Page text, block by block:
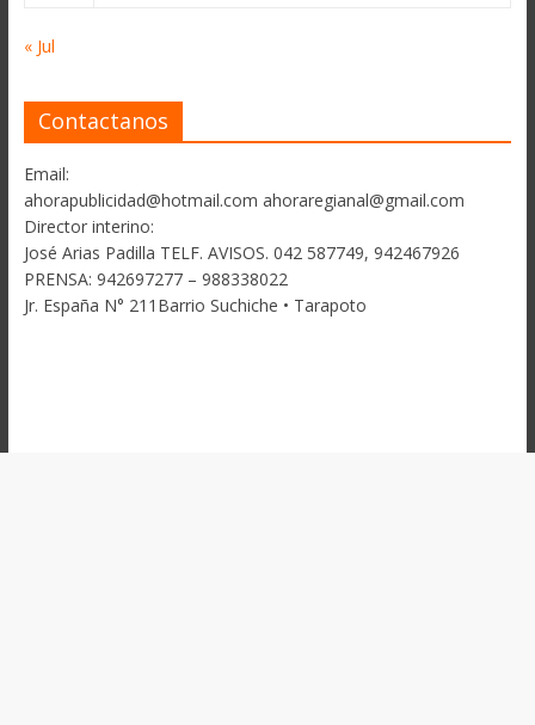
« Jul
Contactanos
Email:
ahorapublicidad@hotmail.com ahoraregianal@gmail.com
Director interino:
José Arias Padilla TELF. AVISOS. 042 587749, 942467926
PRENSA: 942697277 – 988338022
Jr. España N° 211Barrio Suchiche • Tarapoto